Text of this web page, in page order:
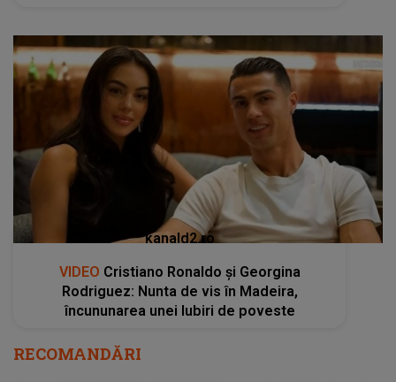
kanald2.ro
Cristiano Ronaldo și Georgina
Rodriguez: Nunta de vis în Madeira,
încununarea unei Iubiri de poveste